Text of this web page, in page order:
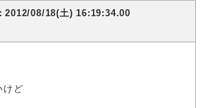
：2012/08/18(土) 16:19:34.00
けど